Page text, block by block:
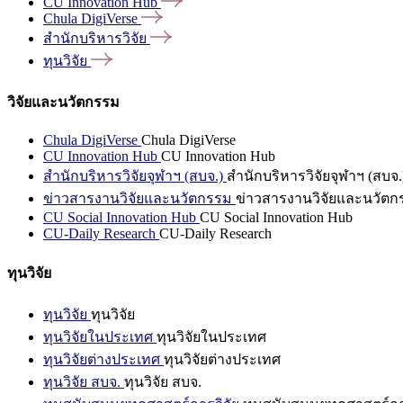
Chula DigiVerse
สำนักบริหารวิจัย
ทุนวิจัย
วิจัยและนวัตกรรม
Chula DigiVerse Chula DigiVerse
CU Innovation Hub CU Innovation Hub
สำนักบริหารวิจัยจุฬาฯ (สบจ.) สำนักบริหารวิจัยจุฬาฯ (สบจ
ข่าวสารงานวิจัยและนวัตกรรม ข่าวสารงานวิจัยและนวัตก
CU Social Innovation Hub CU Social Innovation Hub
CU-Daily Research CU-Daily Research
ทุนวิจัย
ทุนวิจัย ทุนวิจัย
ทุนวิจัยในประเทศ ทุนวิจัยในประเทศ
ทุนวิจัยต่างประเทศ ทุนวิจัยต่างประเทศ
ทุนวิจัย สบจ. ทุนวิจัย สบจ.